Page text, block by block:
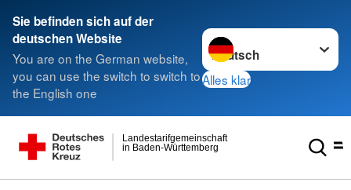
Sie befinden sich auf der
deutschen Website
You are on the German website,
you can use the switch to switch to
the English one
Sprache wechseln zu
Alles klar
in Baden-Württemberg
Landestarifgemeinschaft